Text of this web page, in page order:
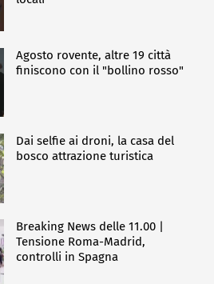
Agosto rovente, altre 19 città
finiscono con il "bollino rosso"
Dai selfie ai droni, la casa del
bosco attrazione turistica
Breaking News delle 11.00 |
Tensione Roma-Madrid,
controlli in Spagna